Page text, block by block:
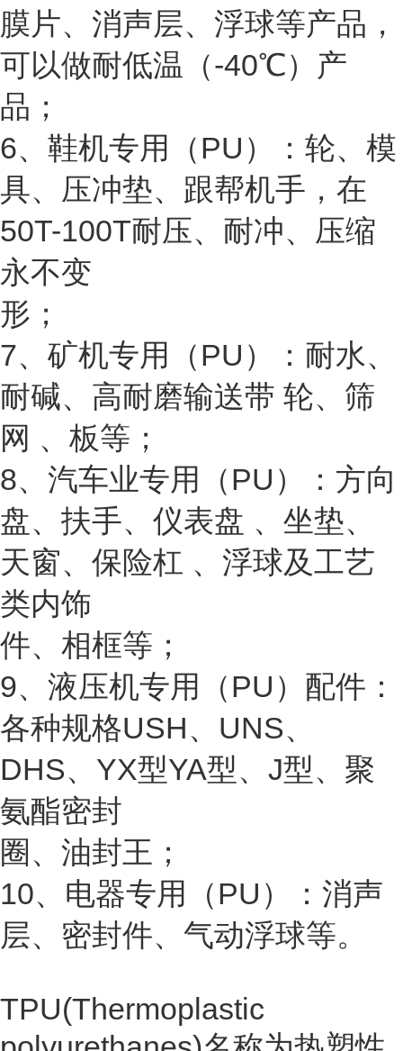
膜片、消声层、浮球等产品，
可以做耐低温（-40℃）产
品；
6、鞋机专用（PU）：轮、模
具、压冲垫、跟帮机手，在
50T-100T耐压、耐冲、压缩
永不变
形；
7、矿机专用（PU）：耐水、
耐碱、高耐磨输送带 轮、筛
网 、板等；
8、汽车业专用（PU）：方向
盘、扶手、仪表盘 、坐垫、
天窗、保险杠 、浮球及工艺
类内饰
件、相框等；
9、液压机专用（PU）配件：
各种规格USH、UNS、
DHS、YX型YA型、J型、聚
氨酯密封
圈、油封王；
10、电器专用（PU）：消声
层、密封件、气动浮球等。
TPU(Thermoplastic